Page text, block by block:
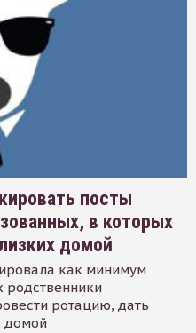
посты
в которых
домой
как минимум
родственники
ротацию, дать
домой